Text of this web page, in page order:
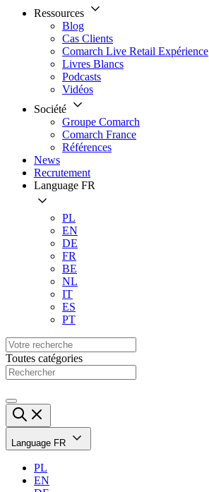
Ressources
Blog
Cas Clients
Comarch Live Retail Expérience
Livres Blancs
Podcasts
Vidéos
Société
Groupe Comarch
Comarch France
Références
News
Recrutement
Language FR
PL
EN
DE
FR
BE
NL
IT
ES
PT
Toutes catégories
Language FR
PL
EN